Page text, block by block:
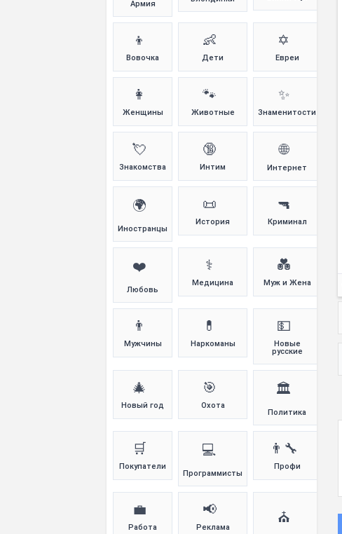
Армия
👦
Вовочка
👶
Дети
✡️
Евреи
👩
Женщины
🐾
Животные
✨
Знаменитости
💘
Знакомства
🔞
Интим
🌐
Интернет
🌍
Иностранцы
📜
История
🔫
Криминал
❤️
Любовь
⚕️
Медицина
💑
Муж и Жена
👨
Мужчины
💊
Наркоманы
💵
Новые
русские
🎄
Новый год
🎯
Охота
🏛️
Политика
🛒
Покупатели
💻
Программисты
👨‍🔧
Профи
💼
Работа
📢
Реклама
⛪